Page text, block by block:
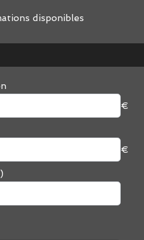
disponibles
€
€